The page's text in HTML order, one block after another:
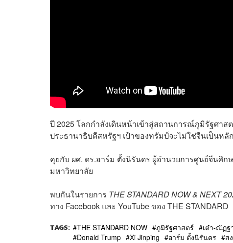
ปี 2025 โลกกำลังเดินหน้าเข้าสู่สถานการณ์ภูมิรัฐศาส
ประธานาธิบดีสหรัฐฯ เป้าของทรัมป์จะไม่ใช่จีนเป็นห
คุยกับ ผศ. ดร.อาร์ม ตั้งนิรันดร ผู้อำนวยการศูนย์จีนศึ
มหาวิทยาลัย
พบกันในรายการ THE STANDARD NOW & NEXT
ทาง Facebook และ YouTube ของ THE STANDARD
TAGS: THE STANDARD NOW ภูมิรัฐศาสตร์ เต๋า-ณัฏฐ
Donald Trump
Xi Jinping อาร์ม ตั้งนิรันดร ส